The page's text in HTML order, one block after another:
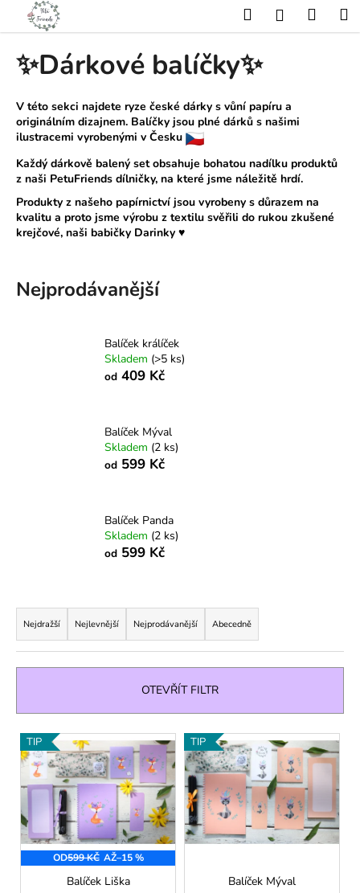
obsah
HledatPřihlášení
✨Dárkové balíčky✨
V této sekci najdete ryze české dárky s vůní papíru a
originálním dizajnem. Balíčky jsou plné dárků s našimi
ilustracemi vyrobenými v Česku
Každý dárkově balený set obsahuje bohatou nadílku produktů
z naši PetuFriends dílničky, na které jsme náležitě hrdí.
Produkty z našeho papírnictví jsou vyrobeny s důrazem na
kvalitu a proto jsme výrobu z textilu svěřili do rukou zkušené
krejčové, naši babičky Darinky ♥
Nejprodávanější
Balíček králíček
Skladem (>5 ks)
od 409 Kč
Balíček Mýval
Skladem (2 ks)
od 599 Kč
Balíček Panda
Skladem (2 ks)
od 599 Kč
Ř
a
z
e
í
p
r
d
u
k
t
Nejdražší Nejlevnější Nejprodávanější Abecedně
OTEVŘÍT FILTR
V
ý
p
s
p
r
TIP
OD599 KČ AŽ–15 %
Balíček Liška
TIP
Balíček Mýval
o
o
p
t
ř
e
b
j
e
HLEDAT
D
o
p
o
u
m
e
MILAN®
DĚTSKÉ